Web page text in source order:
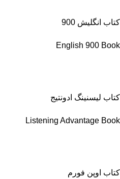
کتاب انگلیش 900
English 900 Book
کتاب لیسنینگ ادونتیج
Listening Advantage Book
کتاب اوپن فورم